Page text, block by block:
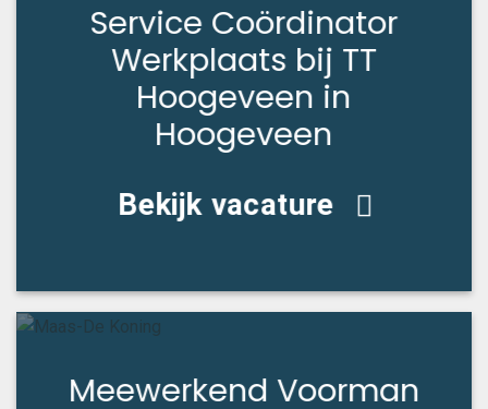
Service Coördinator
Werkplaats bij TT
Hoogeveen in
Hoogeveen
Bekijk vacature
Meewerkend Voorman